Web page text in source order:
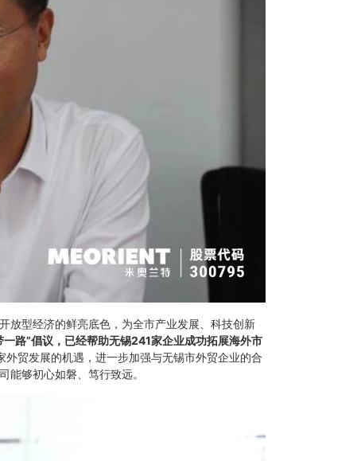
放型经济的鲜亮底色，为全市产业发展、科技创新
路”倡议，已经帮助无锡241家企业成功拓展海外市
贸发展的机遇，进一步加强与无锡市外贸企业的合
能够初心如磐、笃行致远。